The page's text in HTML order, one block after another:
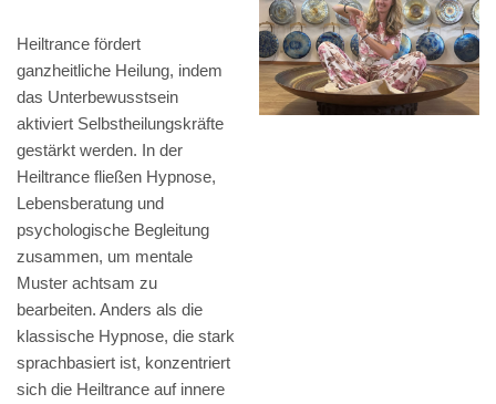
Heiltrance fördert
ganzheitliche Heilung, indem
das Unterbewusstsein
aktiviert Selbstheilungskräfte
gestärkt werden. In der
Heiltrance fließen Hypnose,
Lebensberatung und
psychologische Begleitung
zusammen, um mentale
Muster achtsam zu
bearbeiten. Anders als die
klassische Hypnose, die stark
sprachbasiert ist, konzentriert
sich die Heiltrance auf innere